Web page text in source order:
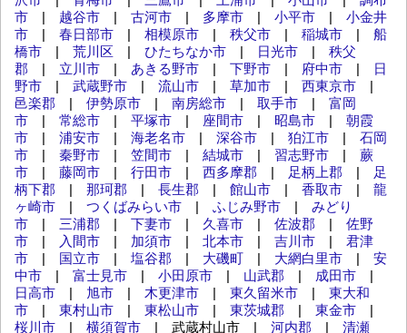
市 | 越谷市 | 古河市 | 多摩市 | 小平市 | 小金井
市 | 春日部市 | 相模原市 | 秩父市 | 稲城市 | 船
橋市 | 荒川区 | ひたちなか市 | 日光市 | 秩父
郡 | 立川市 | あきる野市 | 下野市 | 府中市 |
日
野市 | 武蔵野市 | 流山市 | 草加市 | 西東京市 |
邑楽郡 | 伊勢原市 | 南房総市 | 取手市 | 富岡
市 | 常総市 | 平塚市 | 座間市 | 昭島市 | 朝霞
市 | 浦安市 | 海老名市 | 深谷市 | 狛江市 | 石岡
市 | 秦野市 | 笠間市 | 結城市 | 習志野市 | 蕨
市 | 藤岡市 | 行田市 | 西多摩郡 | 足柄上郡 |
足
柄下郡 | 那珂郡 | 長生郡 | 館山市 | 香取市 | 龍
ヶ崎市 | つくばみらい市 | ふじみ野市 | みどり
市 | 三浦郡 | 下妻市 | 久喜市 | 佐波郡 | 佐野
市 | 入間市 | 加須市 | 北本市 | 吉川市 | 君津
市 | 国立市 | 塩谷郡 | 大磯町 | 大網白里市 | 安
中市 | 富士見市 | 小田原市 | 山武郡 | 成田市 |
日高市 | 旭市 | 木更津市 | 東久留米市 | 東大和
市 | 東村山市 | 東松山市 | 東茨城郡 | 東金市 |
桜川市 | 横須賀市 | 武蔵村山市 | 河内郡 | 清瀬